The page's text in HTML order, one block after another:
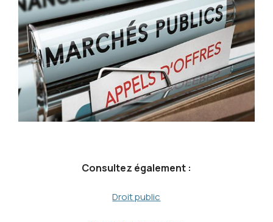
Consultez également :
Droit public